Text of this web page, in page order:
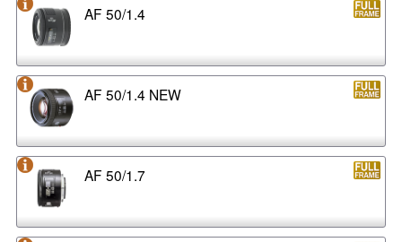
AF 50/1.4
AF 50/1.4 NEW
AF 50/1.7